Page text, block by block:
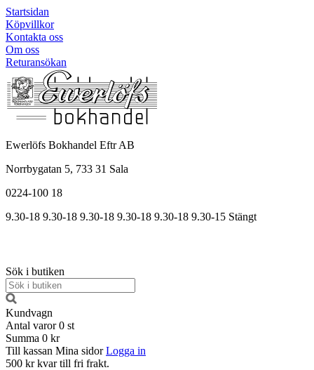
Startsidan
Köpvillkor
Kontakta oss
Om oss
Returansökan
Ewerlöfs Bokhandel Eftr AB
Norrbygatan 5, 733 31 Sala
0224-100 18
9.30-18 9.30-18 9.30-18 9.30-18 9.30-18 9.30-15 Stängt
Sök i butiken
Kundvagn
Antal varor 0 st
Summa 0 kr
Till kassan Mina sidor Logga in
500 kr kvar till fri frakt.